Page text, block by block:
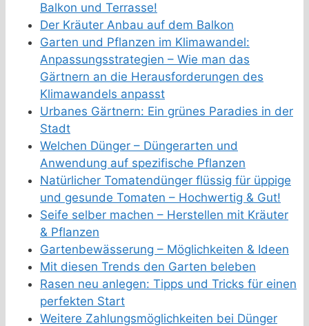
Balkon und Terrasse!
Der Kräuter Anbau auf dem Balkon
Garten und Pflanzen im Klimawandel:
Anpassungsstrategien – Wie man das
Gärtnern an die Herausforderungen des
Klimawandels anpasst
Urbanes Gärtnern: Ein grünes Paradies in der
Stadt
Welchen Dünger – Düngerarten und
Anwendung auf spezifische Pflanzen
Natürlicher Tomatendünger flüssig für üppige
und gesunde Tomaten – Hochwertig & Gut!
Seife selber machen – Herstellen mit Kräuter
& Pflanzen
Gartenbewässerung – Möglichkeiten & Ideen
Mit diesen Trends den Garten beleben
Rasen neu anlegen: Tipps und Tricks für einen
perfekten Start
Weitere Zahlungsmöglichkeiten bei Dünger